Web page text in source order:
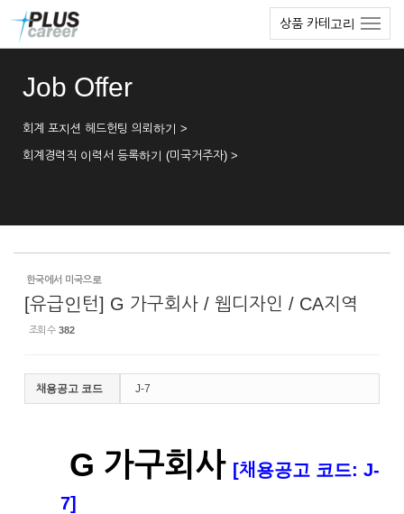
상품 카테고리
Job Offer
회계 포지션 헤드헌팅 의뢰하기 >
회계경력직 이력서 등록하기 (미국거주자) >
한국에서 미국으로
[유급인턴] G 가구회사 / 웹디자인 / CA지역
조회 수 382
채용공고 코드 J-7
G 가구회사 [채용공고 코드: J-
7]